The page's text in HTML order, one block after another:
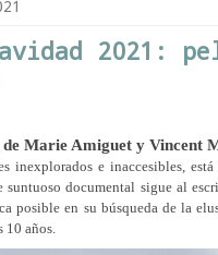
2021:
de Marie Amiguet y Vincent
inexplorados e inaccesibles,
suntuoso documental sigue al
posible en su búsqueda de la
años.